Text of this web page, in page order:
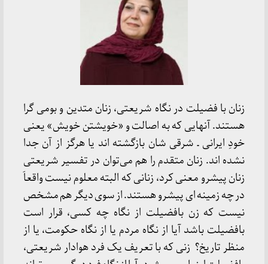
زنان با فضیلت در نگاه شریعتی، زنان متدین و بومی گرا
هستند. آنهایی که به اصالت و «خویشتن خویش» یعنی
خودِ ایرانی ـ شرقی شان بازگشته اند یا هرگز از آن جدا
نشده اند. زنان متقدم را هم می‌توان در تفسیر شریعتی
زنان پیشرو معنی کرد، زنانی که البته معلوم نیست واقعاَ
در چه زمینه ای پیشرو هستند. از سوی دیگر هم مشخص
نیست که زن بافضیلت از نگاه چه کسی، قرار است
بافضیلت باشد آیا از نگاه مردم یا از نگاه حکومت، یا از
منظر تاریخ؟ زنی که با تعریف یک فرد هوادار شریعتی،